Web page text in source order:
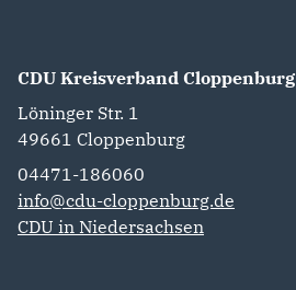
CDU Kreisverband Cloppenburg
Löninger Str. 1
49661 Cloppenburg
04471-186060
info@cdu-cloppenburg.de
CDU in Niedersachsen